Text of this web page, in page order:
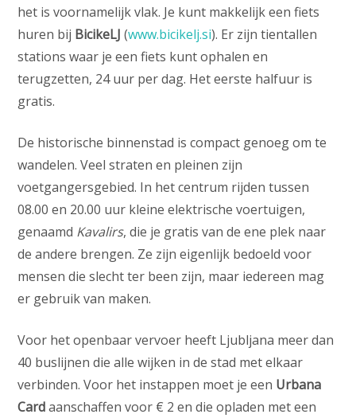
het is voornamelijk vlak. Je kunt makkelijk een fiets
huren bij BicikeLJ (www.bicikelj.si). Er zijn tientallen
stations waar je een fiets kunt ophalen en
terugzetten, 24 uur per dag. Het eerste halfuur is
gratis.
De historische binnenstad is compact genoeg om te
wandelen. Veel straten en pleinen zijn
voetgangersgebied. In het centrum rijden tussen
08.00 en 20.00 uur kleine elektrische voertuigen,
genaamd Kavalirs, die je gratis van de ene plek naar
de andere brengen. Ze zijn eigenlijk bedoeld voor
mensen die slecht ter been zijn, maar iedereen mag
er gebruik van maken.
Voor het openbaar vervoer heeft Ljubljana meer dan
40 buslijnen die alle wijken in de stad met elkaar
verbinden. Voor het instappen moet je een Urbana
Cardaanschaffen voor € 2 en die opladen met een